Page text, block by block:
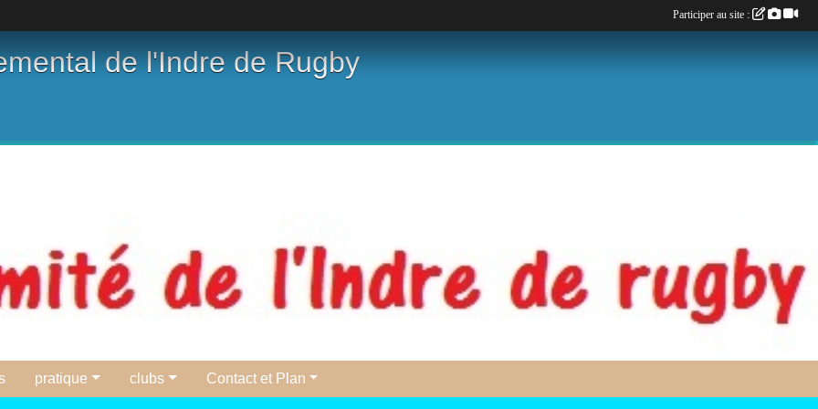
de l'Indre de Rugby
pratique clubs Contact et Plan
Participer au site :